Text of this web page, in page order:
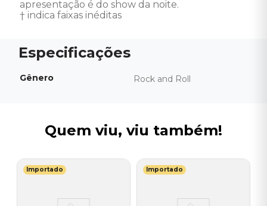
apresentação é do show da noite.
† indica faixas inéditas
Gênero Rock and Roll
Quem viu, viu também!
Importado Importado